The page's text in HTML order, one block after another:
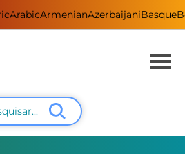
ArabicArmenianAzerbaijaniBasque